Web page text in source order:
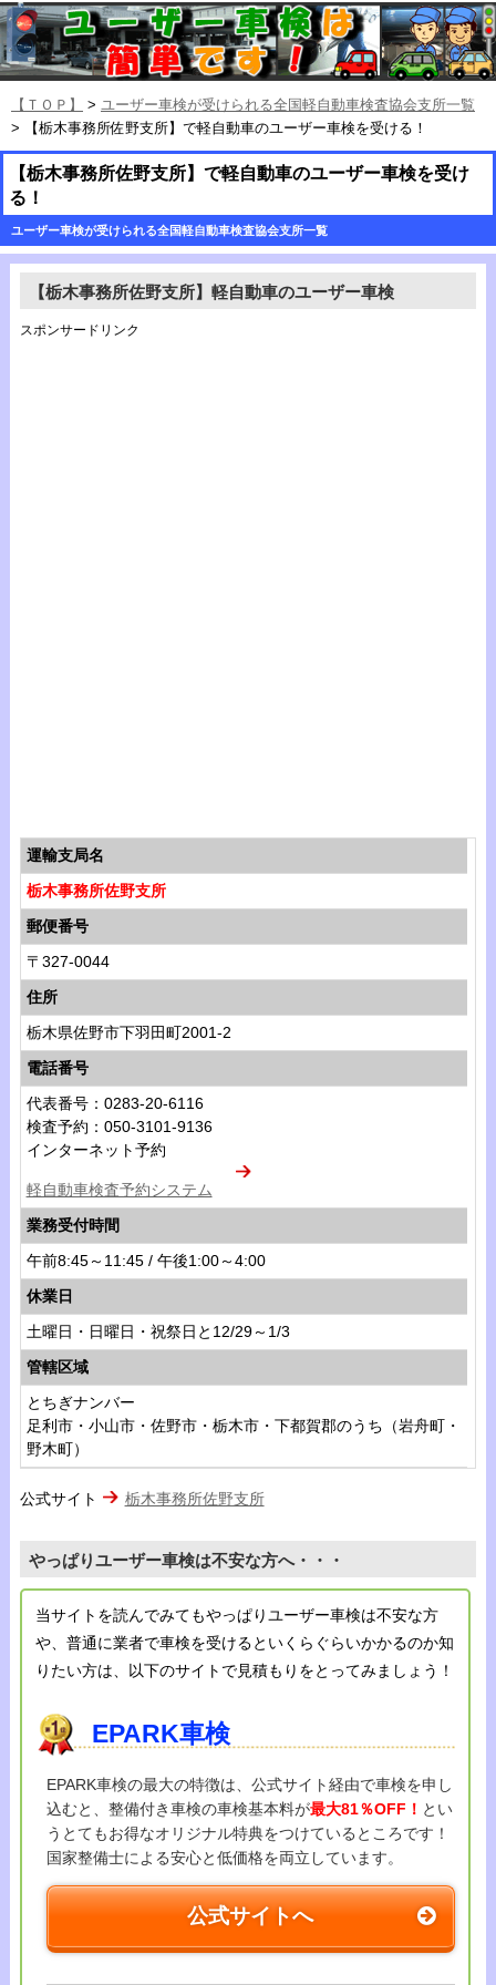
【ＴＯＰ】 > ユーザー車検が受けられる全国軽自動車検査協会支所一覧
> 【栃木事務所佐野支所】で軽自動車のユーザー車検を受ける！
【栃木事務所佐野支所】で軽自動車のユーザー車検を受け
る！
ユーザー車検が受けられる全国軽自動車検査協会支所一覧
【栃木事務所佐野支所】軽自動車のユーザー車検
スポンサードリンク
運輸支局名
栃木事務所佐野支所
郵便番号
〒327-0044
住所
栃木県佐野市下羽田町2001-2
電話番号
代表番号：0283-20-6116
検査予約：050-3101-9136
インターネット予約
軽自動車検査予約システム
業務受付時間
午前8:45～11:45 / 午後1:00～4:00
休業日
土曜日・日曜日・祝祭日と12/29～1/3
管轄区域
とちぎナンバー
足利市・小山市・佐野市・栃木市・下都賀郡のうち（岩舟町・
野木町）
公式サイト 栃木事務所佐野支所
やっぱりユーザー車検は不安な方へ・・・
当サイトを読んでみてもやっぱりユーザー車検は不安な方
や、普通に業者で車検を受けるといくらぐらいかかるのか知
りたい方は、以下のサイトで見積もりをとってみましょう！
EPARK車検
EPARK車検の最大の特徴は、公式サイト経由で車検を申し
込むと、整備付き車検の車検基本料が最大81％OFF！ とい
うとてもお得なオリジナル特典をつけているところです！
国家整備士による安心と低価格を両立しています。
公式サイトへ